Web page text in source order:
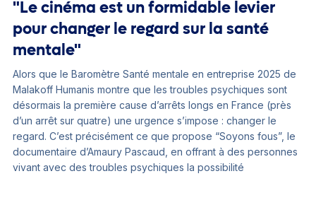
"Le cinéma est un formidable levier
pour changer le regard sur la santé
mentale"
Alors que le Baromètre Santé mentale en entreprise 2025 de
Malakoff Humanis montre que les troubles psychiques sont
désormais la première cause d’arrêts longs en France (près
d’un arrêt sur quatre) une urgence s’impose : changer le
regard. C’est précisément ce que propose “Soyons fous”, le
documentaire d’Amaury Pascaud, en offrant à des personnes
vivant avec des troubles psychiques la possibilité